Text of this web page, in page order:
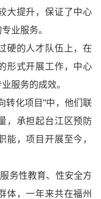
大提升，保证了中心
业服务。
的人才队伍上，在
形式开展工作，中心
服务的成效。
化项目”中，他们联
，承担起台江区预防
，项目开展至今，
务性教育、性安全方
体，一年来共在福州